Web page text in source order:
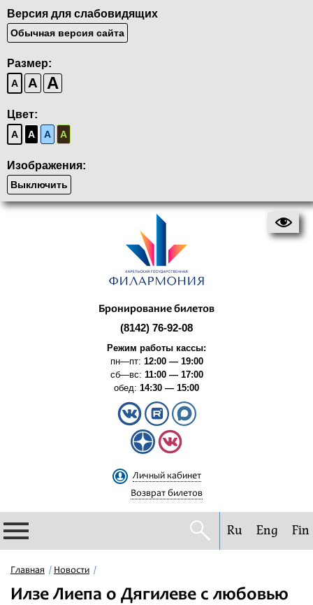
Версия для слабовидящих
Обычная версия сайта
Размер:
A A A
Цвет:
A A A A
Изображения:
Выключить
Бронирование билетов
(8142) 76-92-08
Режим работы кассы:
пн—пт: 12:00 — 19:00
сб—вс: 11:00 — 17:00
обед: 14:30 — 15:00
Личный кабинет
Возврат билетов
Филармония
Ru Eng Fin
Главная Новости
Илзе Лиепа о Дягилеве с любовью